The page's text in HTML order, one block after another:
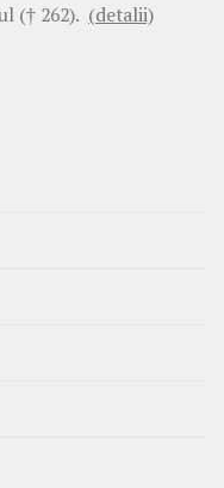
(† 262). (detalii)